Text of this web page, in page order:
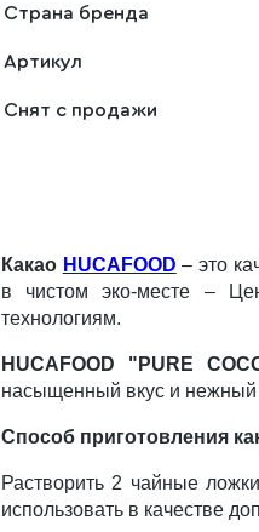
Страна бренда
Артикул
Снят с продажи
Какао HUCAFOOD – это
в чистом эко-месте –
технологиям.
HUCAFOOD "PURE
насыщенный вкус и нежный
Способ приготовления
Растворить 2 чайные
использовать в качестве